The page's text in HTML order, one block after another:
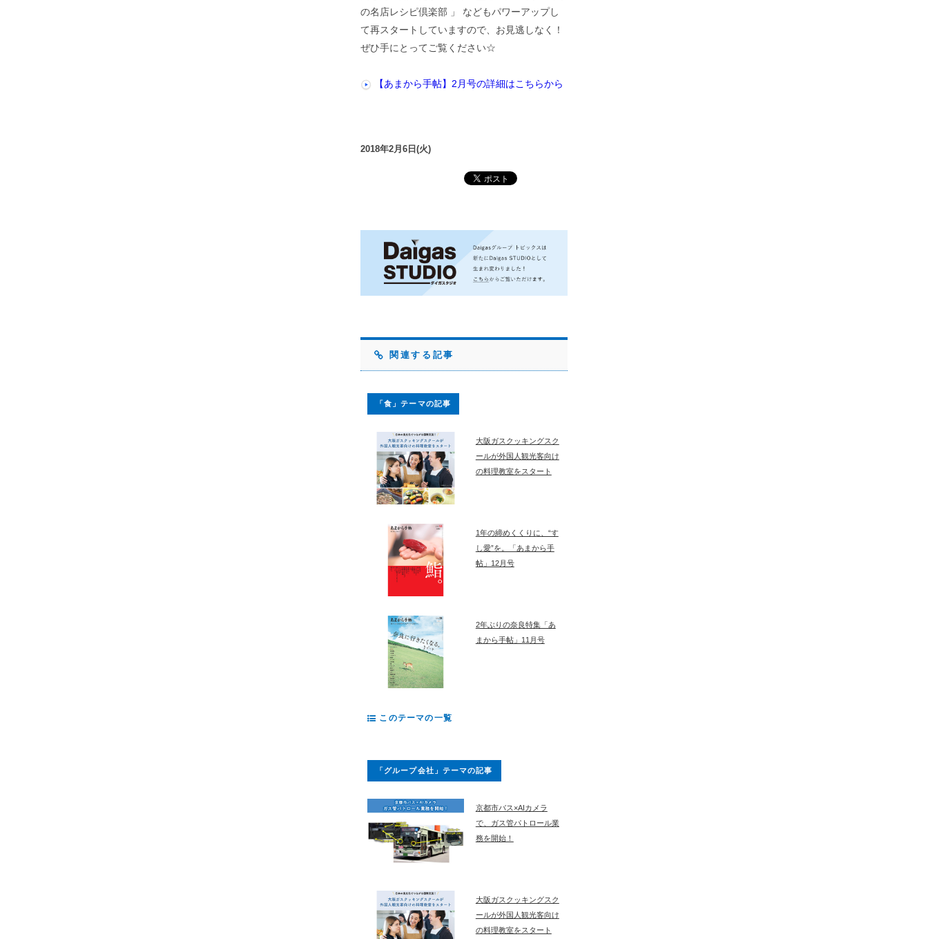
の名店レシピ倶楽部 」 などもパワーアップし
て再スタートしていますので、お見逃しなく！
ぜひ手にとってご覧ください☆
【あまから手帖】2月号の詳細はこちらから
2018年2月6日(火)
関連する記事
「食」テーマの記事
大阪ガスクッキングスク
ールが外国人観光客向け
の料理教室をスタート
1年の締めくくりに、“す
し愛”を。「あまから手
帖」12月号
2年ぶりの奈良特集「あ
まから手帖」11月号
このテーマの一覧
「グループ会社」テーマの記事
京都市バス×AIカメラ
で、ガス管パトロール業
務を開始！
大阪ガスクッキングスク
ールが外国人観光客向け
の料理教室をスタート